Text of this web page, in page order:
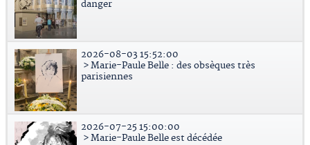
danger
2026-08-03 15:52:00
> Marie-Paule Belle : des obsèques très
parisiennes
2026-07-25 15:00:00
> Marie-Paule Belle est décédée